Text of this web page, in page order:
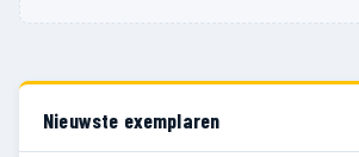
Nieuwste exemplaren